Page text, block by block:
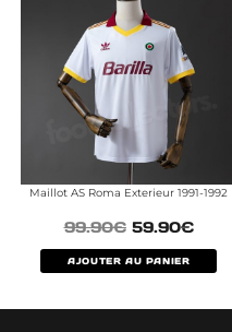
Maillot AS Roma Exterieur 1991-1992
99.90€ 59.90€
AJOUTER AU PANIER